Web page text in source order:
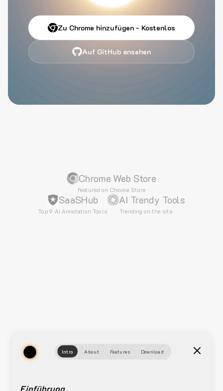
Zu Chrome hinzufügen - Kostenlos
Auf GitHub ansehen
Chrome Web Store
Featured on Chrome Store
SaaSHub
Top 9 AI Annotation Tools
AI Trendy Tools
Trending on the site
Intro About Features Download
Einführung